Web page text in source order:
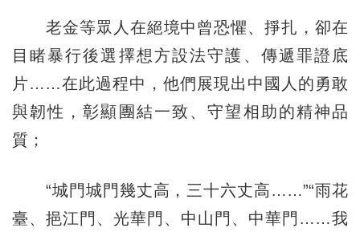
老金等眾人在絕境中曾恐懼、掙扎，卻在
目睹暴行後選擇想方設法守護、傳遞罪證底
片……在此過程中，他們展現出中國人的勇敢
與韌性，彰顯團結一致、守望相助的精神品
質；
“城門城門幾丈高，三十六丈高……”“雨花
臺、挹江門、光華門、中山門、中華門……我